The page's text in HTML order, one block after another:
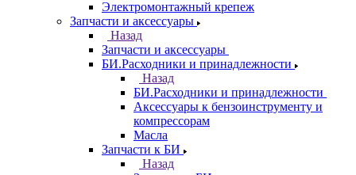
Электромонтажный крепеж
Запчасти и аксессуары
Назад
Запчасти и аксессуары
БИ.Расходники и принадлежности
Назад
БИ.Расходники и принадлежности
Аксессуары к бензоинструменту и
компрессорам
Масла
Запчасти к БИ
Назад